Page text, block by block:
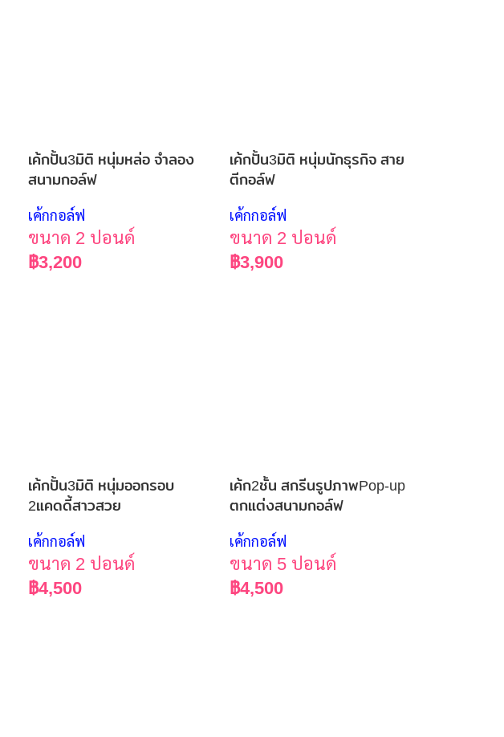
เค้กปั้น3มิติ หนุ่มหล่อ จำลอง
สนามกอล์ฟ
เค้กกอล์ฟ
ขนาด 2 ปอนด์
฿3,200
เค้กปั้น3มิติ หนุ่มนักธุรกิจ สาย
ตีกอล์ฟ
เค้กกอล์ฟ
ขนาด 2 ปอนด์
฿3,900
เค้กปั้น3มิติ หนุ่มออกรอบ
2แคดดี้สาวสวย
เค้กกอล์ฟ
ขนาด 2 ปอนด์
฿4,500
เค้ก2ชั้น สกรีนรูปภาพPop-up
ตกแต่งสนามกอล์ฟ
เค้กกอล์ฟ
ขนาด 5 ปอนด์
฿4,500